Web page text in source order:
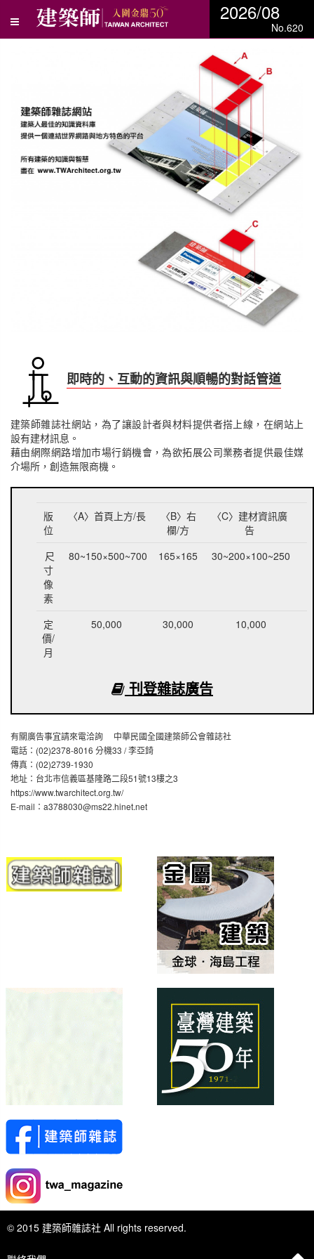
2026/08
No.620
即時的、互動的資訊與順暢的對話管道
建築師雜誌社網站，為了讓設計者與材料提供者搭上線，在網站上
設有建材訊息。
藉由網際網路增加市場行銷機會，為欲拓展公司業務者提供最佳媒
介場所，創造無限商機。
版
位
〈A〉首頁上方/長
〈B〉右
欄/方
〈C〉建材資訊廣
告
尺
寸
像
素
80~150×500~700 165×165 30~200×100~250
定
價/
月
50,000 30,000 10,000
刊登雜誌廣告
有關廣告事宜請來電洽詢 中華民國全國建築師公會雜誌社
電話：(02)2378-8016 分機33 / 李亞錡
傳真：(02)2739-1930
地址：台北市信義區基隆路二段51號13樓之3
https://www.twarchitect.org.tw/
E-mail：a3788030@ms22.hinet.net
© 2015 建築師雜誌社 All rights reserved.